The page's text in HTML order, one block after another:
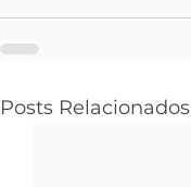
Posts Relacionados